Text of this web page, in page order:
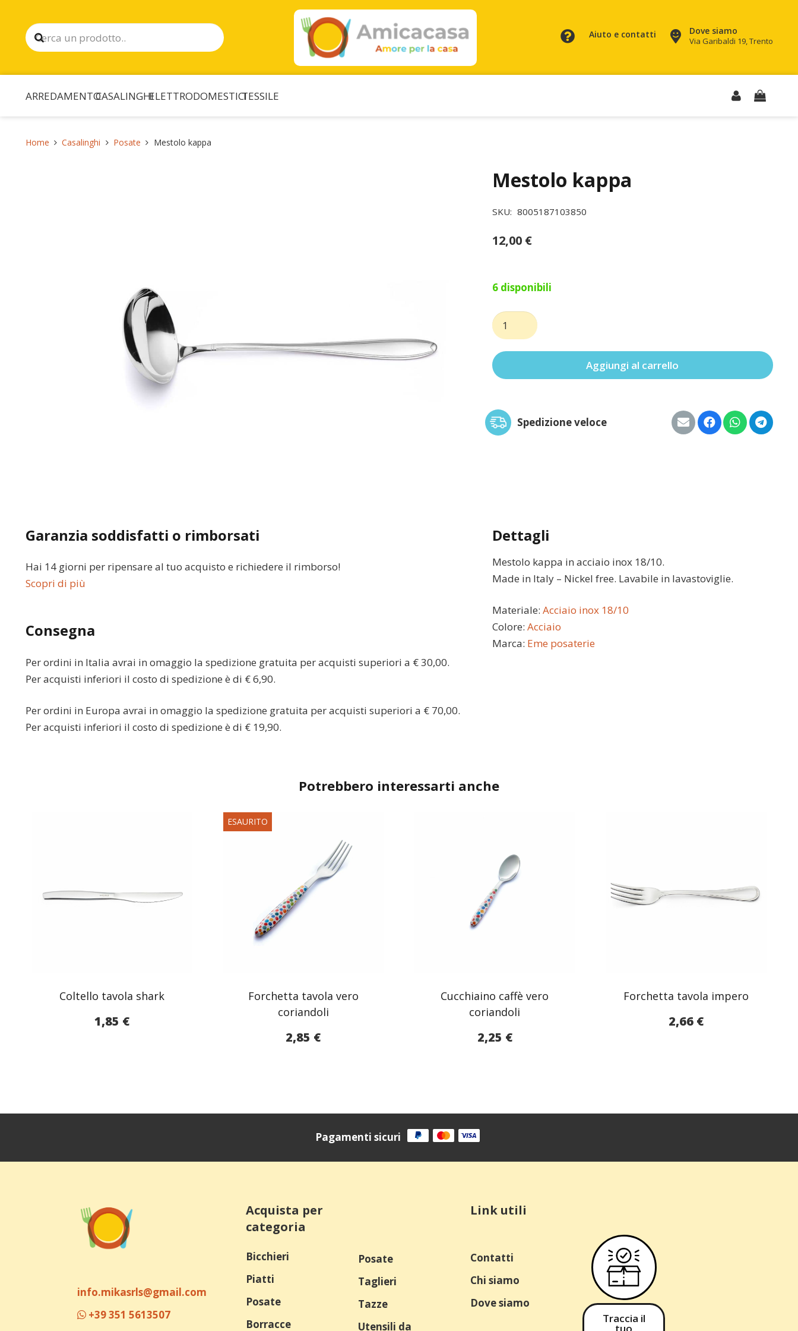
Aiuto e contatti Dove siamo
Via Garibaldi 19, Trento
ARREDAMENTOCASALINGHIELETTRODOMESTICITESSILE
Home Casalinghi Posate Mestolo kappa
Mestolo kappa
SKU: 8005187103850
12,00 €
6 disponibili
Mestolo
kappa
quantità
Aggiungi al carrello
Spedizione veloce
Garanzia soddisfatti o rimborsati
Hai 14 giorni per ripensare al tuo acquisto e richiedere il rimborso!
Scopri di più
Consegna
Per ordini in Italia avrai in omaggio la spedizione gratuita per acquisti superiori a € 30,00.
Per acquisti inferiori il costo di spedizione è di € 6,90.
Per ordini in Europa avrai in omaggio la spedizione gratuita per acquisti superiori a € 70,00.
Per acquisti inferiori il costo di spedizione è di € 19,90.
Dettagli
Mestolo kappa in acciaio inox 18/10.
Made in Italy – Nickel free. Lavabile in lavastoviglie.
Materiale: Acciaio inox 18/10
Colore: Acciaio
Marca: Eme posaterie
Potrebbero interessarti anche
Coltello tavola shark
1,85 €
ESAURITO
Forchetta tavola vero
coriandoli
2,85 €
Cucchiaino caffè vero
coriandoli
2,25 €
Forchetta tavola impero
2,66 €
Pagamenti sicuri
info.mikasrls@gmail.com
+39 351 5613507
Acquista per
categoria
Bicchieri
Piatti
Posate
Borracce
Posate
Taglieri
Tazze
Utensili da
Link utili
Contatti
Chi siamo
Dove siamo
Traccia il
tuo